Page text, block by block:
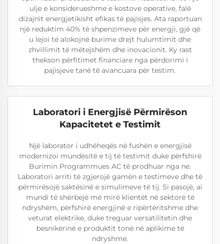
ulje e konsiderueshme e kostove operative, falë
dizajnit energjetikisht efikas të pajisjes. Ata raportuan
një reduktim 40% të shpenzimeve për energji, gjë që
u lejoi të alokojnë burime drejt hulumtimit dhe
zhvillimit të mëtejshëm dhe inovacionit. Ky rast
thekson përfitimet financiare nga përdorimi i
pajisjeve tanë të avancuara për testim.
Laboratori i Energjisë Përmirëson
Kapacitetet e Testimit
Një laborator i udhëheqës në fushën e energjisë
modernizoi mundësitë e tij të testimit duke përfshirë
Burimin Programmues AC të prodhuar nga ne.
Laboratori arriti të zgjerojë gamën e testimeve dhe të
përmirësojë saktësinë e simulimeve të tij. Si pasojë, ai
mundi të shërbejë më mirë klientët në sektorë të
ndryshëm, përfshirë energjinë e ripërtëritshme dhe
veturat elektrike, duke treguar versatilitetin dhe
besnikërinë e produktit tonë në aplikime të
ndryshme.